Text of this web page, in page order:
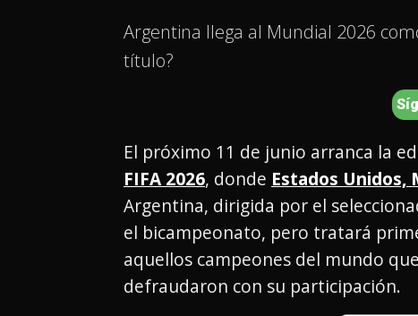
Argentina llega al Mundial 2026
título?
El próximo 11 de junio arranca la
FIFA 2026, donde Estados Unidos,
Argentina, dirigida por el
el bicampeonato, pero tratará
aquellos campeones del mundo
defraudaron con su participación.